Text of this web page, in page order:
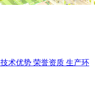
技术优势 荣誉资质 生产环